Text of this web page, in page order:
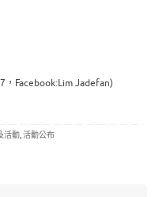
Facebook:Lim Jadefan)
活動,活動公布